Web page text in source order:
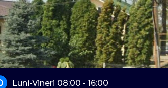
Luni-Vineri 08:00 - 16:00